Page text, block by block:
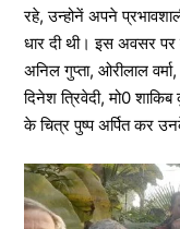
रहे, उन्होनें अपने
धार दी थी। इस अवसर पर
अनिल गुप्ता, ओरीलाल
दिनेश त्रिवेदी, मो0 शाकिब
के चित्र पुष्प अर्पित कर